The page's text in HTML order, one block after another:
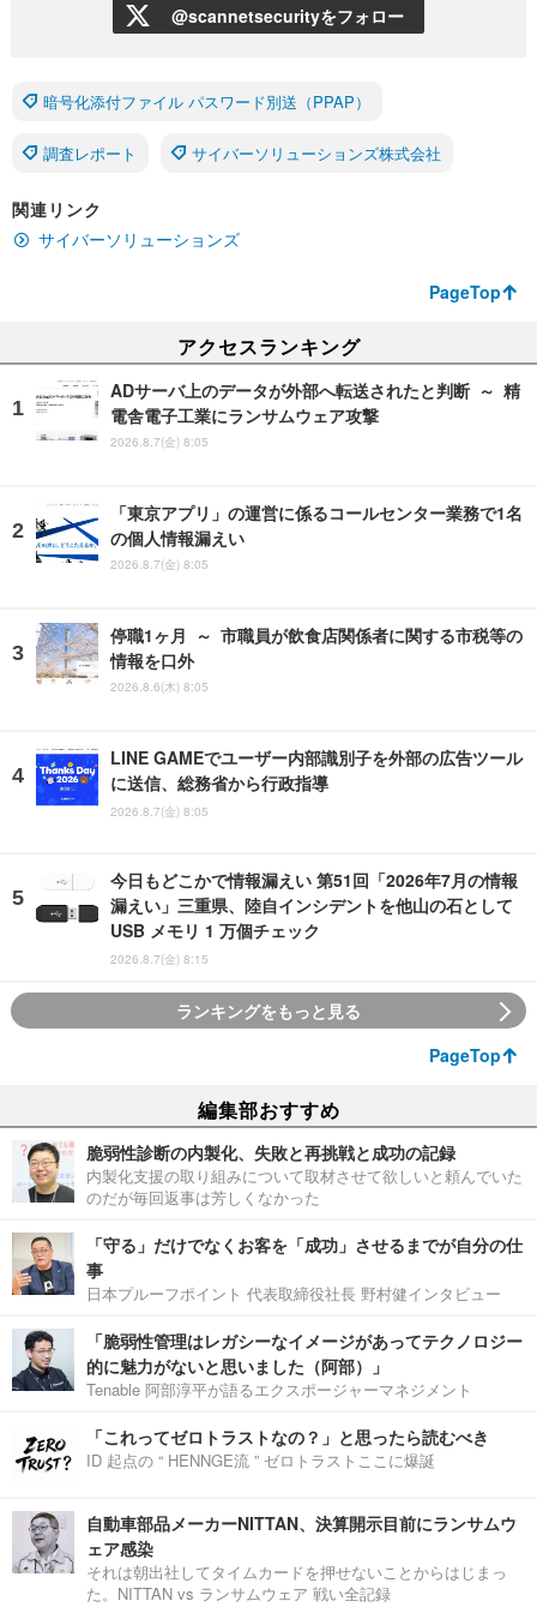
@scannetsecurityをフォロー
暗号化添付ファイル パスワード別送（PPAP）
調査レポート サイバーソリューションズ株式会社
関連リンク
サイバーソリューションズ
PageTop
アクセスランキング
ADサーバ上のデータが外部へ転送されたと判断 ～ 精
電舎電子工業にランサムウェア攻撃
2026.8.7(金) 8:05
「東京アプリ」の運営に係るコールセンター業務で1名
の個人情報漏えい
2026.8.7(金) 8:05
停職1ヶ月 ～ 市職員が飲食店関係者に関する市税等の
情報を口外
2026.8.6(木) 8:05
LINE GAMEでユーザー内部識別子を外部の広告ツール
に送信、総務省から行政指導
2026.8.7(金) 8:05
今日もどこかで情報漏えい 第51回「2026年7月の情報
漏えい」三重県、陸自インシデントを他山の石として
USB メモリ 1 万個チェック
2026.8.7(金) 8:15
ランキングをもっと見る
PageTop
編集部おすすめ
脆弱性診断の内製化、失敗と再挑戦と成功の記録
内製化支援の取り組みについて取材させて欲しいと頼んでいた
のだが毎回返事は芳しくなかった
「守る」だけでなくお客を「成功」させるまでが自分の仕
事
日本プルーフポイント 代表取締役社長 野村健インタビュー
「脆弱性管理はレガシーなイメージがあってテクノロジー
的に魅力がないと思いました（阿部）」
Tenable 阿部淳平が語るエクスポージャーマネジメント
「これってゼロトラストなの？」と思ったら読むべき
ID 起点の “ HENNGE流 ” ゼロトラストここに爆誕
自動車部品メーカーNITTAN、決算開示目前にランサムウ
ェア感染
それは朝出社してタイムカードを押せないことからはじまっ
た。NITTAN vs ランサムウェア 戦い全記録